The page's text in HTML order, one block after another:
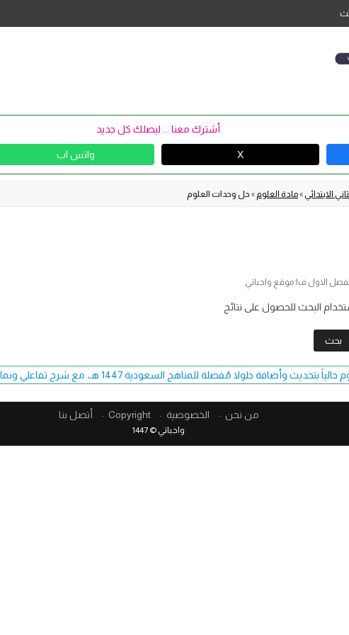
أشترك معنا ... ليصلك كل جديد
X واتس اب
الابتدائي »مادة العلوم »حل وحدات العلوم
ف1 موقع واجباتي
البحث للحصول على نتائج
بتحديث وأضافة حلولا مُفصلة للمناهج السعودية 1447 هـ، مع شرح تفاعلي ونماذج اختبارات حصرية.
من نحن الخصوصية Copyright​ أتصل بنا
واجباتي © 1447